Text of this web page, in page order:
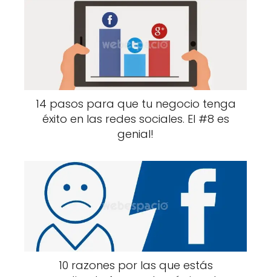
14 pasos para que tu negocio tenga
éxito en las redes sociales. El #8 es
genial!
10 razones por las que estás